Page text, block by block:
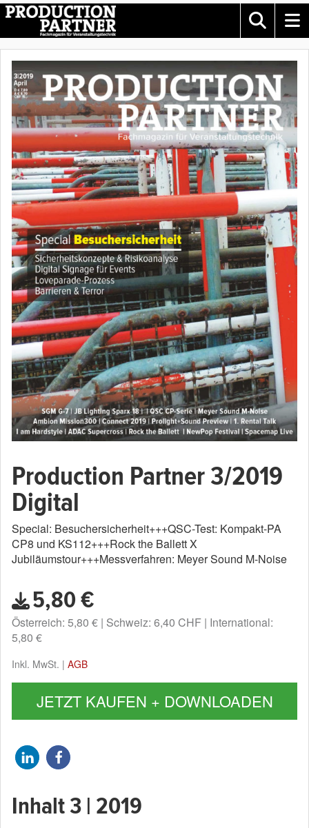
Production Partner 3/2019
Digital
Special: Besuchersicherheit+++QSC-Test: Kompakt-PA
CP8 und KS112+++Rock the Ballett X
Jubiläumstour+++Messverfahren: Meyer Sound M-Noise
5,80 €
Österreich: 5,80 € Schweiz: 6,40 CHF International:
5,80 €
Inkl. MwSt. | AGB
JETZT KAUFEN + DOWNLOADEN
Inhalt 3 | 2019